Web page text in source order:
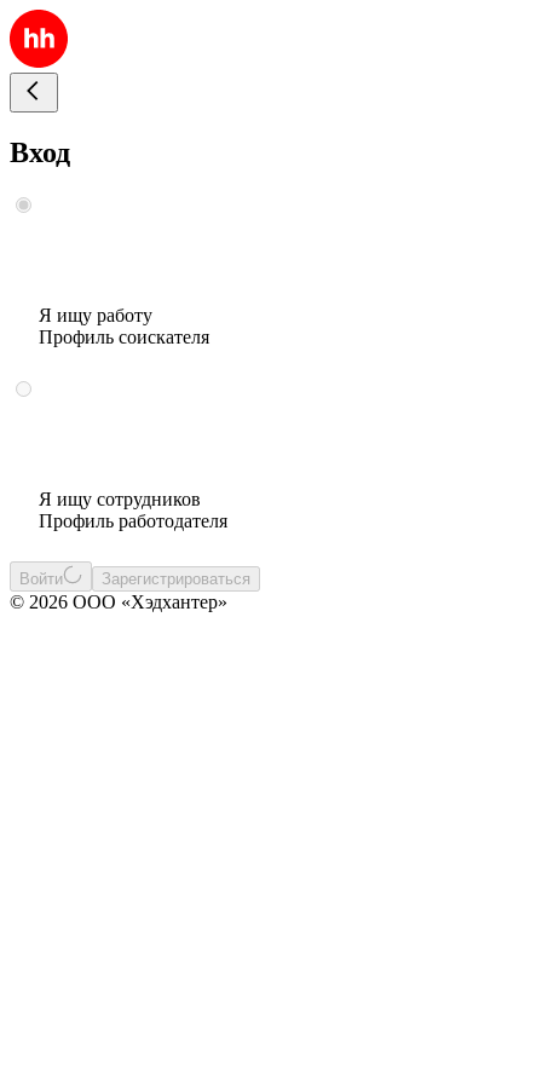
Вход
Я ищу работу
Профиль соискателя
Я ищу сотрудников
Профиль работодателя
Войти Зарегистрироваться
© 2026 ООО «Хэдхантер»